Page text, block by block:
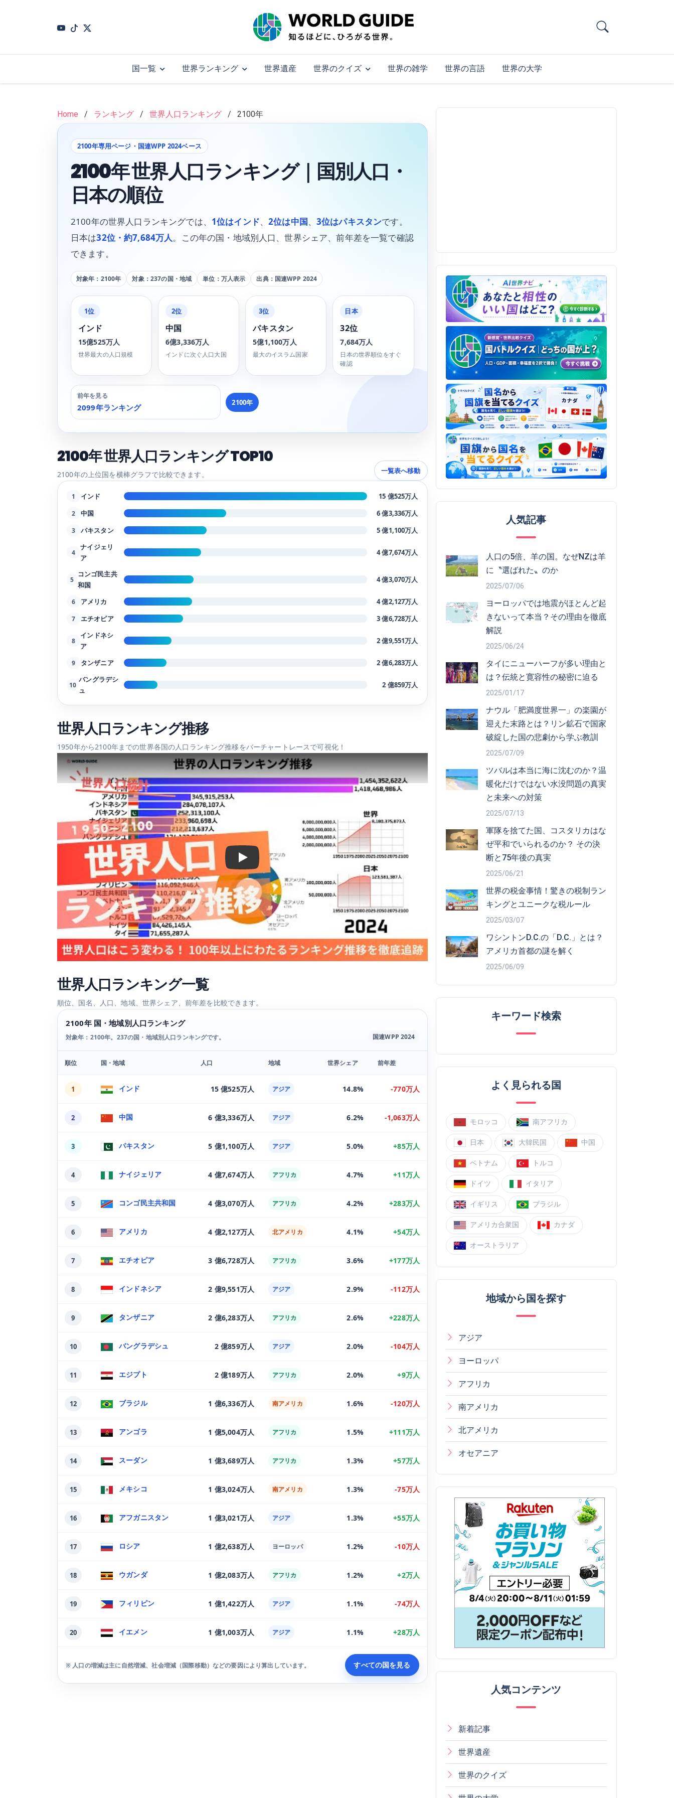
国一覧 世界ランキング 世界遺産 世界のクイズ 世界の雑学 世界の言語 世界の大学
Home ランキング 世界人口ランキング 2100年
2100年専用ページ・国連WPP 2024ベース
2100年 世界人口ランキング｜国別人口・
日本の順位
2100年の世界人口ランキングでは、 1位はインド、2位は中国、3位はパキスタンです。
日本は32位・約7,684万人。この年の国・地域別人口、世界シェア、前年差を一覧で確認
できます。
対象年：2100年 対象：237の国・地域 単位：万人表示 出典：国連WPP 2024
1位
インド
15億525万人
世界最大の人口規模
2位
中国
6億3,336万人
インドに次ぐ人口大国
3位
パキスタン
5億1,100万人
最大のイスラム国家
日本
32位
7,684万人
日本の世界順位をすぐ
確認
前年を見る
2099年ランキング
2100年
2100年 世界人口ランキング TOP10
2100年の上位国を横棒グラフで比較できます。 一覧表へ移動
1 インド 15 億525万人
2 中国 6 億3,336万人
3 パキスタン 5 億1,100万人
4
ナイジェリ
ア
4 億7,674万人
5
コンゴ民主共
和国
4 億3,070万人
6 アメリカ 4 億2,127万人
7 エチオピア 3 億6,728万人
8
インドネシ
ア
2 億9,551万人
9 タンザニア 2 億6,283万人
10
バングラデシ
ュ
2 億859万人
世界人口ランキング推移
1950年から2100年までの世界各国の人口ランキング推移をバーチャートレースで可視化！
Play
世界人口ランキング一覧
順位、国名、人口、地域、世界シェア、前年差を比較できます。
2100年 国・地域別人口ランキング
対象年：2100年。237の国・地域別人口ランキングです。 国連WPP 2024
2100年の国・地域別世界人口ランキング
順位 国・地域 人口 地域 世界シェア 前年差
1 インド 15 億525万人 アジア 14.8% -770万人
2 中国 6 億3,336万人 アジア 6.2% -1,063万人
3 パキスタン 5 億1,100万人 アジア 5.0% +85万人
4 ナイジェリア 4 億7,674万人 アフリカ 4.7% +11万人
5 コンゴ民主共和国 4 億3,070万人 アフリカ 4.2% +283万人
6 アメリカ 4 億2,127万人 北アメリカ 4.1% +54万人
7 エチオピア 3 億6,728万人 アフリカ 3.6% +177万人
8 インドネシア 2 億9,551万人 アジア 2.9% -112万人
9 タンザニア 2 億6,283万人 アフリカ 2.6% +228万人
10 バングラデシュ 2 億859万人 アジア 2.0% -104万人
11 エジプト 2 億189万人 アフリカ 2.0% +9万人
12 ブラジル 1 億6,336万人 南アメリカ 1.6% -120万人
13 アンゴラ 1 億5,004万人 アフリカ 1.5% +111万人
14 スーダン 1 億3,689万人 アフリカ 1.3% +57万人
15 メキシコ 1 億3,024万人 南アメリカ 1.3% -75万人
16 アフガニスタン 1 億3,021万人 アジア 1.3% +55万人
17 ロシア 1 億2,638万人 ヨーロッパ 1.2% -10万人
18 ウガンダ 1 億2,083万人 アフリカ 1.2% +2万人
19 フィリピン 1 億1,422万人 アジア 1.1% -74万人
20 イエメン 1 億1,003万人 アジア 1.1% +28万人
※ 人口の増減は主に自然増減、社会増減（国際移動）などの要因により算出しています。 すべての国を見る
人気記事
人口の5倍、羊の国。なぜNZは羊
に〝選ばれた〟のか
2025/07/06
ヨーロッパでは地震がほとんど起
きないって本当？その理由を徹底
解説
2025/06/24
タイにニューハーフが多い理由と
は？伝統と寛容性の秘密に迫る
2025/01/17
ナウル「肥満度世界一」の楽園が
迎えた末路とは？リン鉱石で国家
破綻した国の悲劇から学ぶ教訓
2025/07/09
ツバルは本当に海に沈むのか？温
暖化だけではない水没問題の真実
と未来への対策
2025/07/13
軍隊を捨てた国、コスタリカはな
ぜ平和でいられるのか？ その決
断と75年後の真実
2025/06/21
世界の税金事情！驚きの税制ラン
キングとユニークな税ルール
2025/03/07
ワシントンD.C.の「D.C.」とは？
アメリカ首都の謎を解く
2025/06/09
キーワード検索
よく見られる国
モロッコ 南アフリカ
日本 大韓民国 中国
ベトナム トルコ
ドイツ イタリア
イギリス ブラジル
アメリカ合衆国 カナダ
オーストラリア
地域から国を探す
アジア
ヨーロッパ
アフリカ
南アメリカ
北アメリカ
オセアニア
人気コンテンツ
新着記事
世界遺産
世界のクイズ